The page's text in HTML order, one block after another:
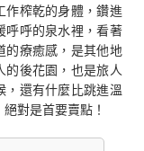
作榨乾的身體，鑽進
呼呼的泉水裡，看著
的療癒感，是其他地
的後花園，也是旅人
，還有什麼比跳進溫
對是首要賣點！